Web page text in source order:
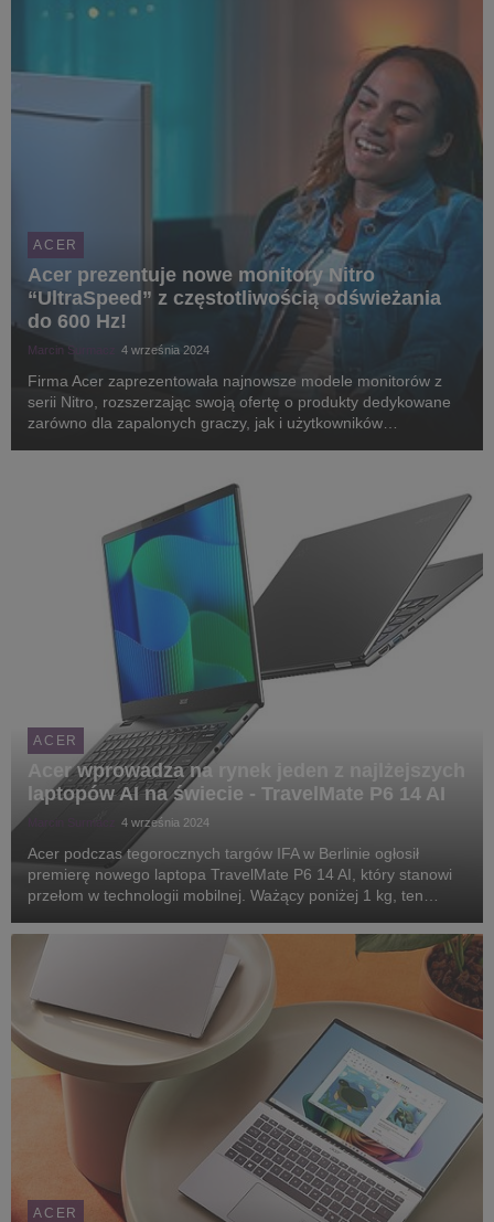
ACER
Acer prezentuje nowe monitory Nitro
“UltraSpeed” z częstotliwością odświeżania
do 600 Hz!
Marcin Surmacz 4 września 2024
Firma Acer zaprezentowała najnowsze modele monitorów z
serii Nitro, rozszerzając swoją ofertę o produkty dedykowane
zarówno dla zapalonych graczy, jak i użytkowników
ACER
Acer wprowadza na rynek jeden z najlżejszych
laptopów AI na świecie - TravelMate P6 14 AI
4 września 2024
Acer podczas tegorocznych targów IFA w Berlinie ogłosił
premierę nowego laptopa TravelMate P6 14 AI, który stanowi
przełom w technologii mobilnej. Ważący poniżej 1 kg, ten
oferuje innowacyjne rozwiązania AI...
ACER